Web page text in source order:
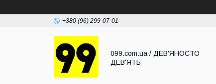
+380 (96) 299-07-01
099.com.ua / ДЕВ'ЯНОСТО
ДЕВ'ЯТЬ